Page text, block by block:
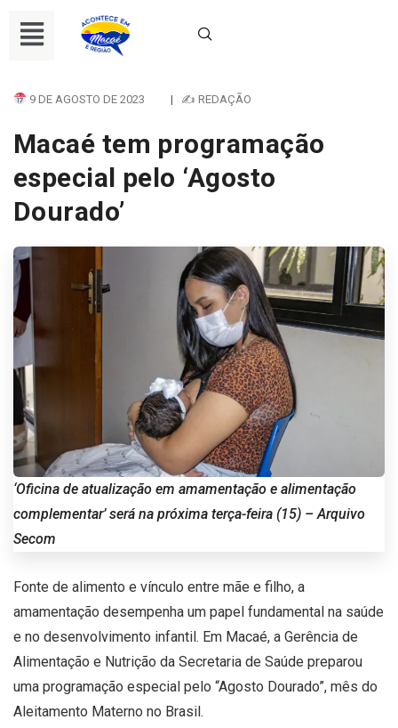
9 DE AGOSTO DE 2023 | ✍ REDAÇÃO
Macaé tem programação
especial pelo ‘Agosto
Dourado’
‘Oficina de atualização em amamentação e alimentação
complementar’ será na próxima terça-feira (15) – Arquivo
Secom
Fonte de alimento e vínculo entre mãe e filho, a
amamentação desempenha um papel fundamental na saúde
e no desenvolvimento infantil. Em Macaé, a Gerência de
Alimentação e Nutrição da Secretaria de Saúde preparou
uma programação especial pelo “Agosto Dourado”, mês do
Aleitamento Materno no Brasil.